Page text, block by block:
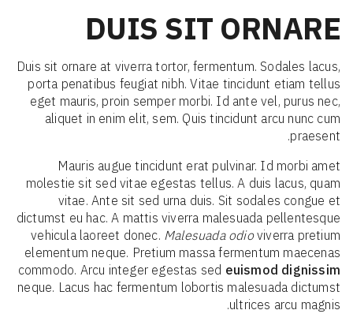
DUIS SIT ORNARE
Duis sit ornare at viverra tortor, fermentum. Sodales lacus,
porta penatibus feugiat nibh. Vitae tincidunt etiam tellus
eget mauris, proin semper morbi. Id ante vel, purus nec,
aliquet in enim elit, sem. Quis tincidunt arcu nunc cum
praesent.
Mauris augue tincidunt erat pulvinar. Id morbi amet
molestie sit sed vitae egestas tellus. A duis lacus, quam
vitae. Ante sit sed urna duis. Sit sodales congue et
dictumst eu hac. A mattis viverra malesuada pellentesque
vehicula laoreet donec. Malesuada odioviverra pretium
elementum neque. Pretium massa fermentum maecenas
commodo. Arcu integer egestas sed euismod dignissim
neque. Lacus hac fermentum lobortis malesuada dictumst
ultrices arcu magnis.